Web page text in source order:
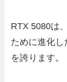
RTX 5080は
ために進化し
を誇ります。